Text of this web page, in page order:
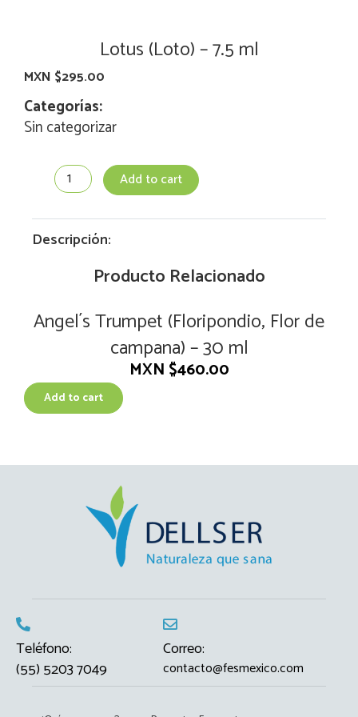
Lotus (Loto) – 7.5 ml
MXN $295.00
Categorías:
Sin categorizar
7.5
ml
Add to cart
Descripción:
Producto Relacionado
Angel´s Trumpet (Floripondio, Flor de
campana) – 30 ml
MXN $460.00
Add to cart
Teléfono:
(55) 5203 7049
Correo:
contacto@fesmexico.com